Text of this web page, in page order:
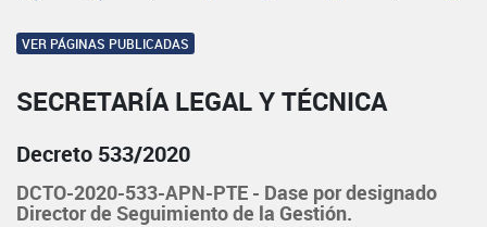
VER PÁGINAS PUBLICADAS
SECRETARÍA LEGAL Y TÉCNICA
Decreto 533/2020
DCTO-2020-533-APN-PTE - Dase por designado
Director de Seguimiento de la Gestión.